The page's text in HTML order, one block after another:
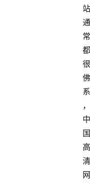
站
通
常
都
很
佛
系
，
中
国
高
清
网